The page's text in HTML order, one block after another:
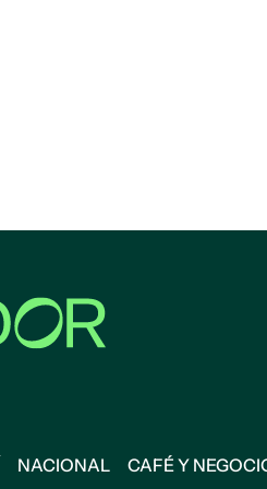
NACIONAL CAFÉ Y